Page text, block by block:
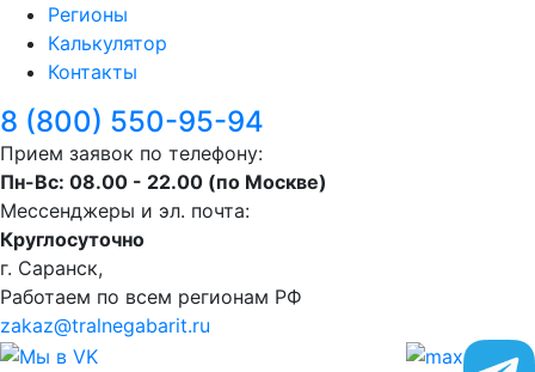
Регионы
Калькулятор
Контакты
8 (800) 550-95-94
Прием заявок по телефону:
Пн-Вс: 08.00 - 22.00 (по Москве)
Мессенджеры и эл. почта:
Круглосуточно
г. Саранск,
Работаем по всем регионам РФ
zakaz@tralnegabarit.ru